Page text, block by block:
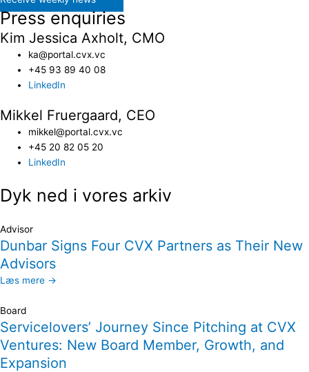
Press enquiries
Kim Jessica Axholt, CMO
ka@portal.cvx.vc​
+45 93 89 40 08
LinkedIn
Mikkel Fruergaard, CEO
mikkel@portal.cvx.vc
+45 20 82 05 20
LinkedIn
Dyk ned i vores arkiv
Advisor
Dunbar Signs Four CVX Partners as Their New
Advisors
Læs mere →
Board
Servicelovers’ Journey Since Pitching at CVX
Ventures: New Board Member, Growth, and
Expansion